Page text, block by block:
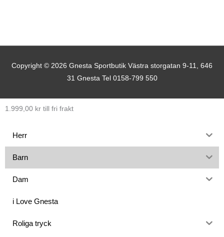
Copyright © 2026 Gnesta Sportbutik Västra storgatan 9-11, 646
31 Gnesta Tel 0158-799 550
1.999,00 kr till fri frakt
Herr
Barn
Dam
i Love Gnesta
Roliga tryck